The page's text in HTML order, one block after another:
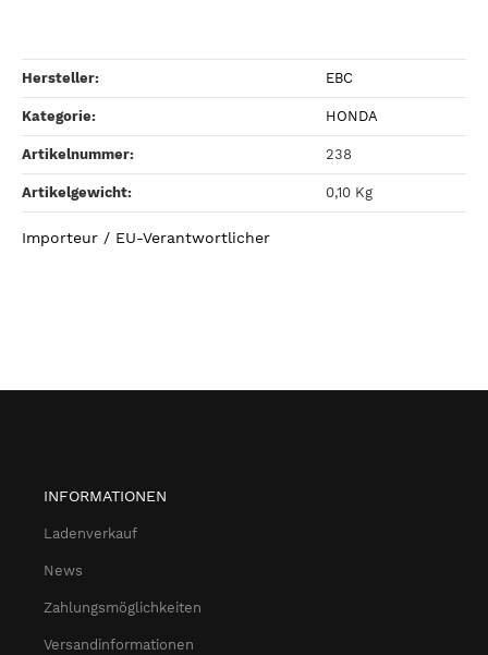
Hersteller: EBC
Kategorie: HONDA
Artikelnummer: 238
Artikelgewicht‍: 0,10 Kg
Importeur / EU-Verantwortlicher
INFORMATIONEN
Ladenverkauf
News
Zahlungsmöglichkeiten
Versandinformationen